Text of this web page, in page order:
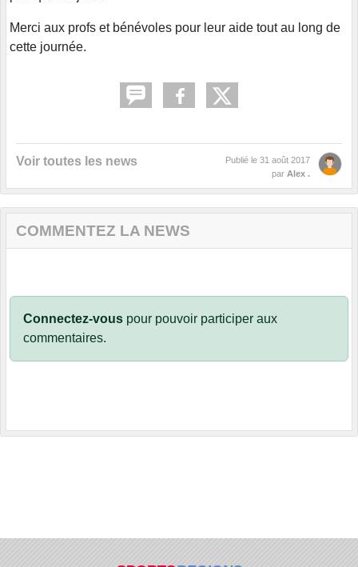
Merci aux profs et bénévoles pour leur aide tout au long de
cette journée.
Voir toutes les news Publié le 31 août 2017
par Alex .
COMMENTEZ LA NEWS
Connectez-vous pour pouvoir participer aux
commentaires.